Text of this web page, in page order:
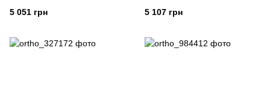
5 051 грн 5 107 грн